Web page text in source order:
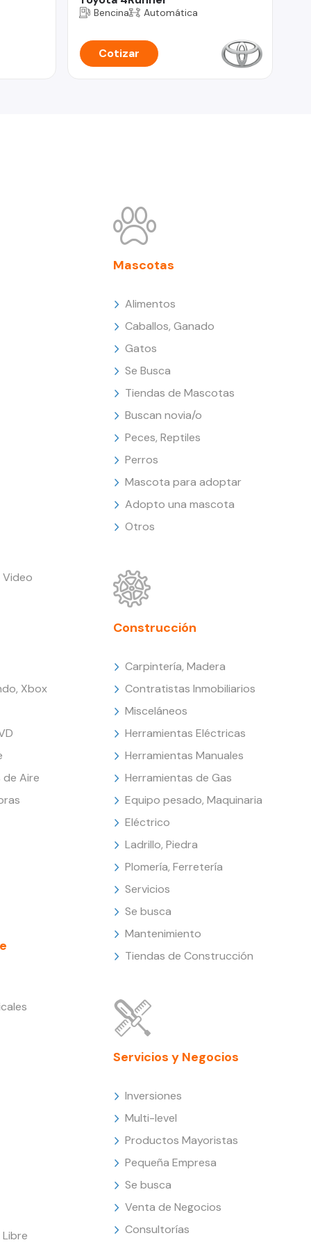
Bencina Automática
Cotizar
Xbox
Aire
Mascotas
Alimentos
Caballos, Ganado
Gatos
Se Busca
Tiendas de Mascotas
Buscan novia/o
Peces, Reptiles
Perros
Mascota para adoptar
Adopto una mascota
Otros
Construcción
Carpintería, Madera
Contratistas Inmobiliarios
Misceláneos
Herramientas Eléctricas
Herramientas Manuales
Herramientas de Gas
Equipo pesado, Maquinaria
Eléctrico
Ladrillo, Piedra
Plomería, Ferretería
Servicios
Se busca
Mantenimiento
Tiendas de Construcción
Servicios y Negocios
Inversiones
Multi-level
Productos Mayoristas
Pequeña Empresa
Se busca
Venta de Negocios
Consultorías